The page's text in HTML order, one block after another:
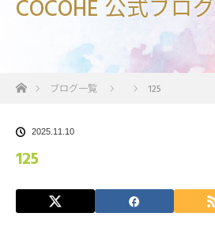
COCOHE 公式ブログ
ホームブログ一覧 125
2025.11.10
125